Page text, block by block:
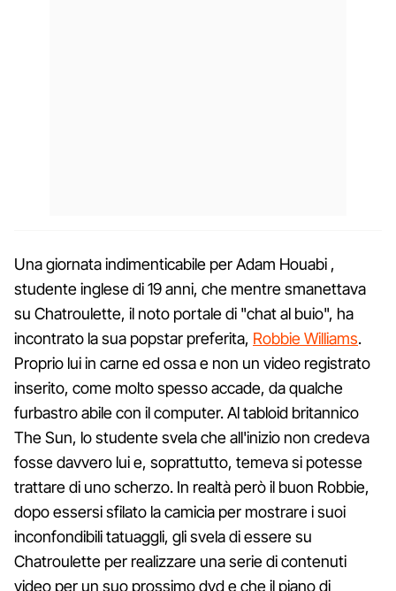
Una giornata indimenticabile per Adam Houabi ,
studente inglese di 19 anni, che mentre smanettava
su Chatroulette, il noto portale di "chat al buio", ha
incontrato la sua popstar preferita, Robbie Williams.
Proprio lui in carne ed ossa e non un video registrato
inserito, come molto spesso accade, da qualche
furbastro abile con il computer. Al tabloid britannico
The Sun, lo studente svela che all'inizio non credeva
fosse davvero lui e, soprattutto, temeva si potesse
trattare di uno scherzo. In realtà però il buon Robbie,
dopo essersi sfilato la camicia per mostrare i suoi
inconfondibili tatuaggli, gli svela di essere su
Chatroulette per realizzare una serie di contenuti
video per un suo prossimo dvd e che il piano di